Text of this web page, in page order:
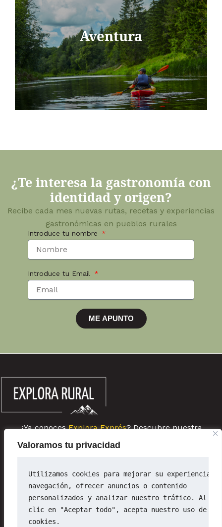
Valoramos tu privacidad
Utilizamos cookies para mejorar su experiencia
navegación, ofrecer anuncios o contenido
personalizados y analizar nuestro tráfico. Al
clic en "Aceptar todo", acepta nuestro uso de
cookies.
Aventura
¿Te interesa la gastronomía con
identidad y origen?
Recibe cada mes nuevas rutas, recetas y experiencias
gastronómicas en pueblos rurales
Introduce tu nombre
Introduce tu Email
ME APUNTO
¿Ya conocesExplora Exprés? Descubre nuestra
comunidad de escapadas rurales de última hora
Newsletter
Política de privacidad
Política de cookies
Aviso legal